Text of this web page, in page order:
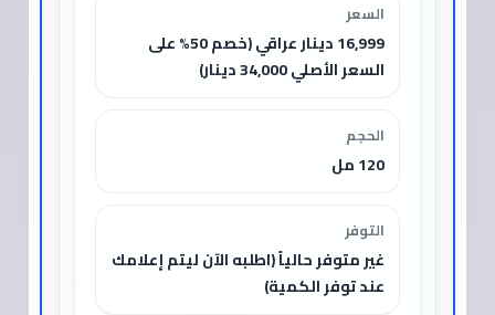
السعر
16,999 دينار عراقي (خصم 50% على
السعر الأصلي 34,000 دينار)
الحجم
120 مل
التوفر
غير متوفر حالياً (اطلبه الآن ليتم إعلامك
عند توفر الكمية)